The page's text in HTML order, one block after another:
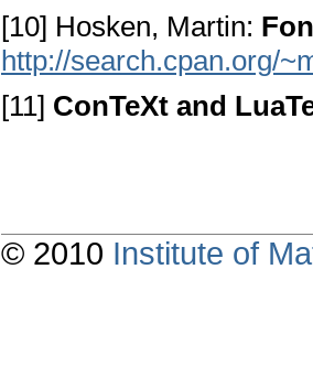
[10] Hosken, Martin:
http://search.cpan.org/
[11] ConTeXt and
© 2010 Institute of